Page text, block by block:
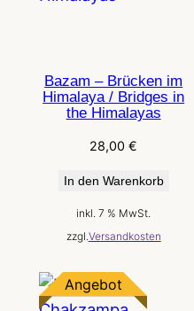
Bazam – Brücken im
Himalaya / Bridges in
the Himalayas
28,00€
In den Warenkorb
inkl. 7 % MwSt.
zzgl. Versandkosten
AngebotProdukt
im